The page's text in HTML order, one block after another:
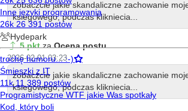
zobaczcie jakie skandaliczne zachowanie
ksiegowego, podczas klikniecia...
5 pktzaOcena postu
2026-02-01 03:23
zobaczcie jakie skandaliczne zachowanie
ksiegowego, podczas klikniecia...